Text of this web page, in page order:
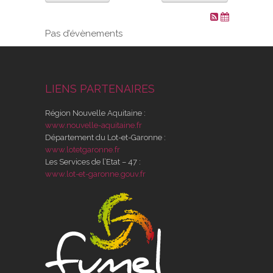
VOS DEMARCHES
SOCIAL
SPORTS ET LOISIRS
CULTURE ET PATRIMOINE
RENDEZ-VOUS EN LIGNE
Pas d’évènements
LIENS PARTENAIRES
Région Nouvelle Aquitaine :
www.nouvelle-aquitaine.fr
Département du Lot-et-Garonne :
www.lotetgaronne.fr
Les Services de l’Etat – 47 :
www.lot-et-garonne.gouv.fr